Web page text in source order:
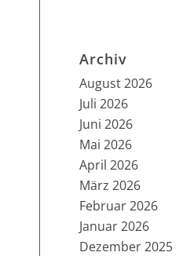
Archiv
August 2026
Juli 2026
Juni 2026
Mai 2026
April 2026
März 2026
Februar 2026
Januar 2026
Dezember 2025